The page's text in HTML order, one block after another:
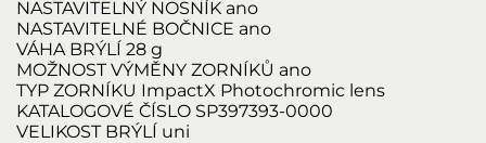
NASTAVITELNÝ NOSNÍK ano
NASTAVITELNÉ BOČNICE ano
VÁHA BRÝLÍ 28 g
MOŽNOST VÝMĚNY ZORNÍKŮ ano
TYP ZORNÍKU ImpactX Photochromic lens
KATALOGOVÉ ČÍSLO SP397393-0000
VELIKOST BRÝLÍ uni